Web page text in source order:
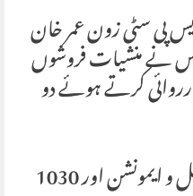
پی سٹی زون عمر خان
نے منشیات فروشوں
کرتے ہوئے دو
ملزمان کے قبضے سے ایک پسٹل و ایمونشن اور 1030